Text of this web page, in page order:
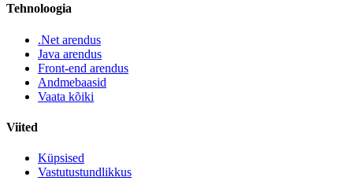
Tehnoloogia
.Net arendus
Java arendus
Front-end arendus
Andmebaasid
Vaata kõiki
Viited
Küpsised
Vastutustundlikkus